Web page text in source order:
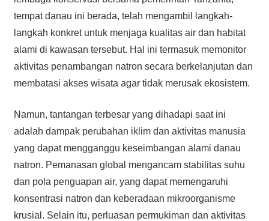
tempat danau ini berada, telah mengambil langkah-
langkah konkret untuk menjaga kualitas air dan habitat
alami di kawasan tersebut. Hal ini termasuk memonitor
aktivitas penambangan natron secara berkelanjutan dan
membatasi akses wisata agar tidak merusak ekosistem.
Namun, tantangan terbesar yang dihadapi saat ini
adalah dampak perubahan iklim dan aktivitas manusia
yang dapat mengganggu keseimbangan alami danau
natron. Pemanasan global mengancam stabilitas suhu
dan pola penguapan air, yang dapat memengaruhi
konsentrasi natron dan keberadaan mikroorganisme
krusial. Selain itu, perluasan permukiman dan aktivitas